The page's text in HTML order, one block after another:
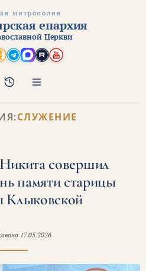
митрополия
епархия
Церкви
Архив
СЛУЖЕНИЕ
совершил
памяти старицы
17.05.2026